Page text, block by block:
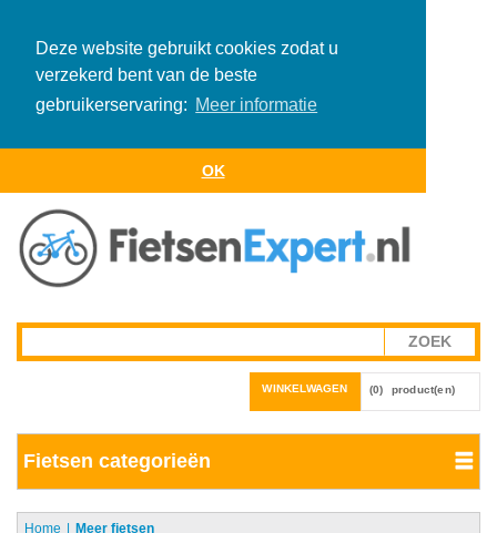
Deze website gebruikt cookies zodat u
verzekerd bent van de beste
gebruikerservaring: Meer informatie
OK
WINKELWAGEN (0) product(en)
Fietsen categorieën
Home Meer fietsen